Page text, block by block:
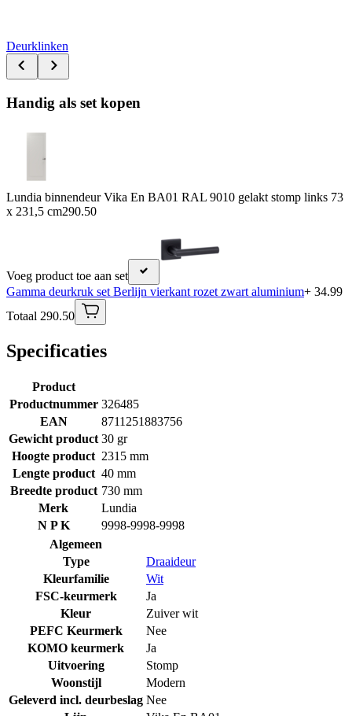
Deurklinken
Handig als set kopen
Lundia binnendeur Vika En BA01 RAL 9010 gelakt stomp links 73
x 231,5 cm290.50
Voeg product toe aan set
Gamma deurkruk set Berlijn vierkant rozet zwart aluminium+ 34.99
Totaal 290.50
Specificaties
Product
Productnummer 326485
EAN
8711251883756
Gewicht product 30 gr
Hoogte product 2315 mm
Lengte product 40 mm
Breedte product 730 mm
Merk
Lundia
N P K
9998-9998-9998
Algemeen
Type
Draaideur
Kleurfamilie
Wit
FSC-keurmerk
Ja
Kleur
Zuiver wit
PEFC Keurmerk
Nee
KOMO keurmerk
Ja
Uitvoering
Stomp
Woonstijl
Modern
Geleverd incl. deurbeslag Nee